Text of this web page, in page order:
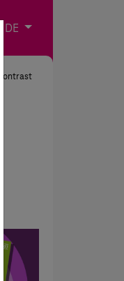
DE Sprache wählen
Kontrast